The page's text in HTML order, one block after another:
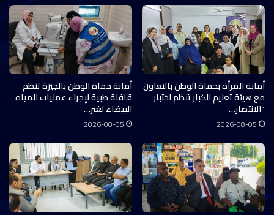
أمانة المرأة بحماة الوطن بالتعاون
مع هيئة تعليم الكبار تنظم اختبار
“الانتصار…
2026-08-05
أمانة حماة الوطن بالجيزة تنظم
قافلة طبية لإجراء عمليات المياه
البيضاء لغير…
2026-08-05